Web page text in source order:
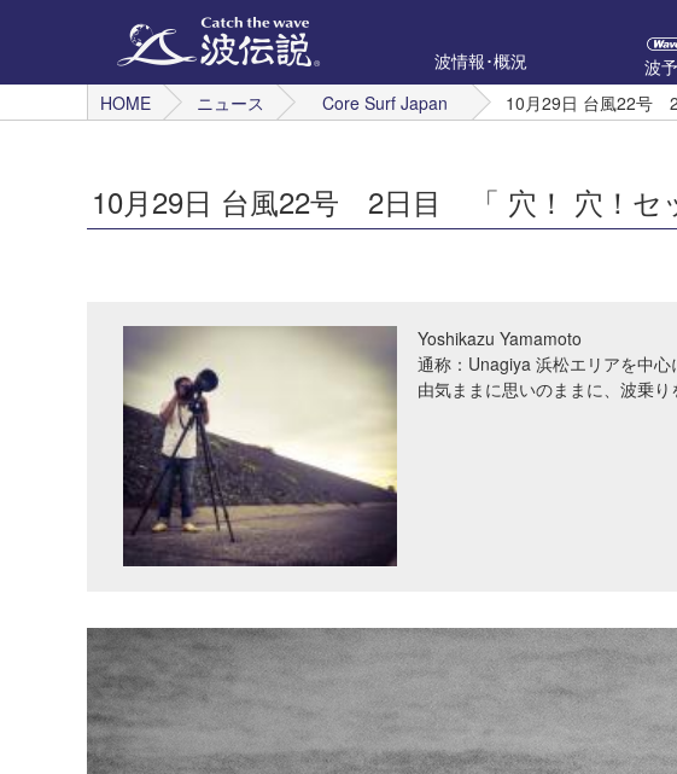
波情報･概況
波
HOME
ニュース Core Surf Japan 10月29日 台風22号
10月29日 台風22号 2日目 「 穴！ 穴！セ
Yoshikazu Yamamoto
通称：Unagiya 浜松エリアを中
由気ままに思いのままに、波乗り